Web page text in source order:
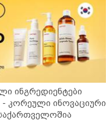
ინგრედიენტები
- კორეული ინოვაციური